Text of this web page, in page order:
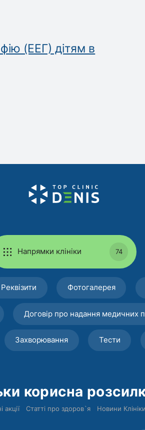
(ЕЕГ) дітям в
Напрямки клініки 74
Реквізити Фотогалерея
Договір про надання медичних
Захворювання Тести
корисна
акції Статті про здоров`я Новини Клініки